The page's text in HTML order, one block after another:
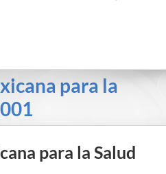
para la
para la Salud